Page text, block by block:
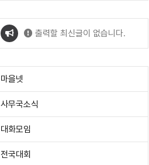
출력할 최신글이 없습니다.
마을넷
사무국소식
대화모임
전국대회